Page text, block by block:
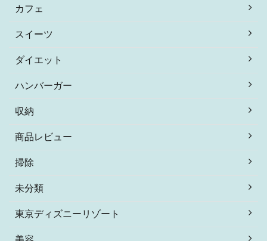
カフェ
スイーツ
ダイエット
ハンバーガー
収納
商品レビュー
掃除
未分類
東京ディズニーリゾート